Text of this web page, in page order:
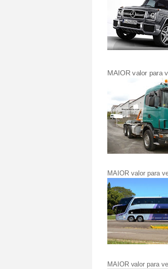
MAIOR valor para
MAIOR valor para
MAIOR valor para